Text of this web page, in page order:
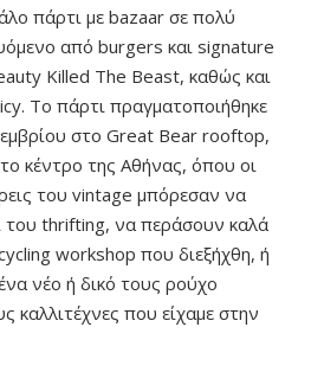
πάρτι με bazaar σε πολύ
από burgers και signature
Killed The Beast, καθώς και
Το πάρτι πραγματοποιήθηκε
στο Great Bear rooftop,
κέντρο της Αθήνας, όπου οι
του vintage μπόρεσαν να
του thrifting, να περάσουν καλά
workshop που διεξήχθη, ή
νέο ή δικό τους ρούχο
καλλιτέχνες που είχαμε στην